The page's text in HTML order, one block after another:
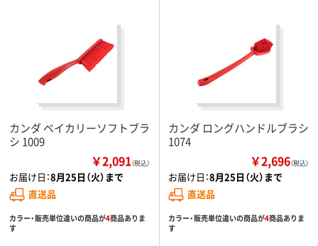
カンダ ベイカリーソフトブラ
シ 1009
￥2,091（税込）
お届け日：8月25日（火）まで
直送品
カラー・販売単位違いの商品が4商品ありま
す
カンダ ロングハンドルブラシ
1074
￥2,696（税込）
お届け日：8月25日（火）まで
直送品
カラー・販売単位違いの商品が4商品ありま
す